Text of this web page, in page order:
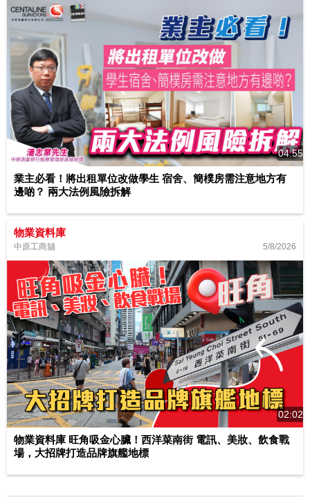
04:55
業主必看！將出租單位改做學生 宿舍、簡樸房需注意地方有
邊啲？ 兩大法例風險拆解
物業資料庫
中原工商舖 5/8/2026
02:02
物業資料庫 旺角吸金心臟！西洋菜南街 電訊、美妝、飲食戰
場，大招牌打造品牌旗艦地標